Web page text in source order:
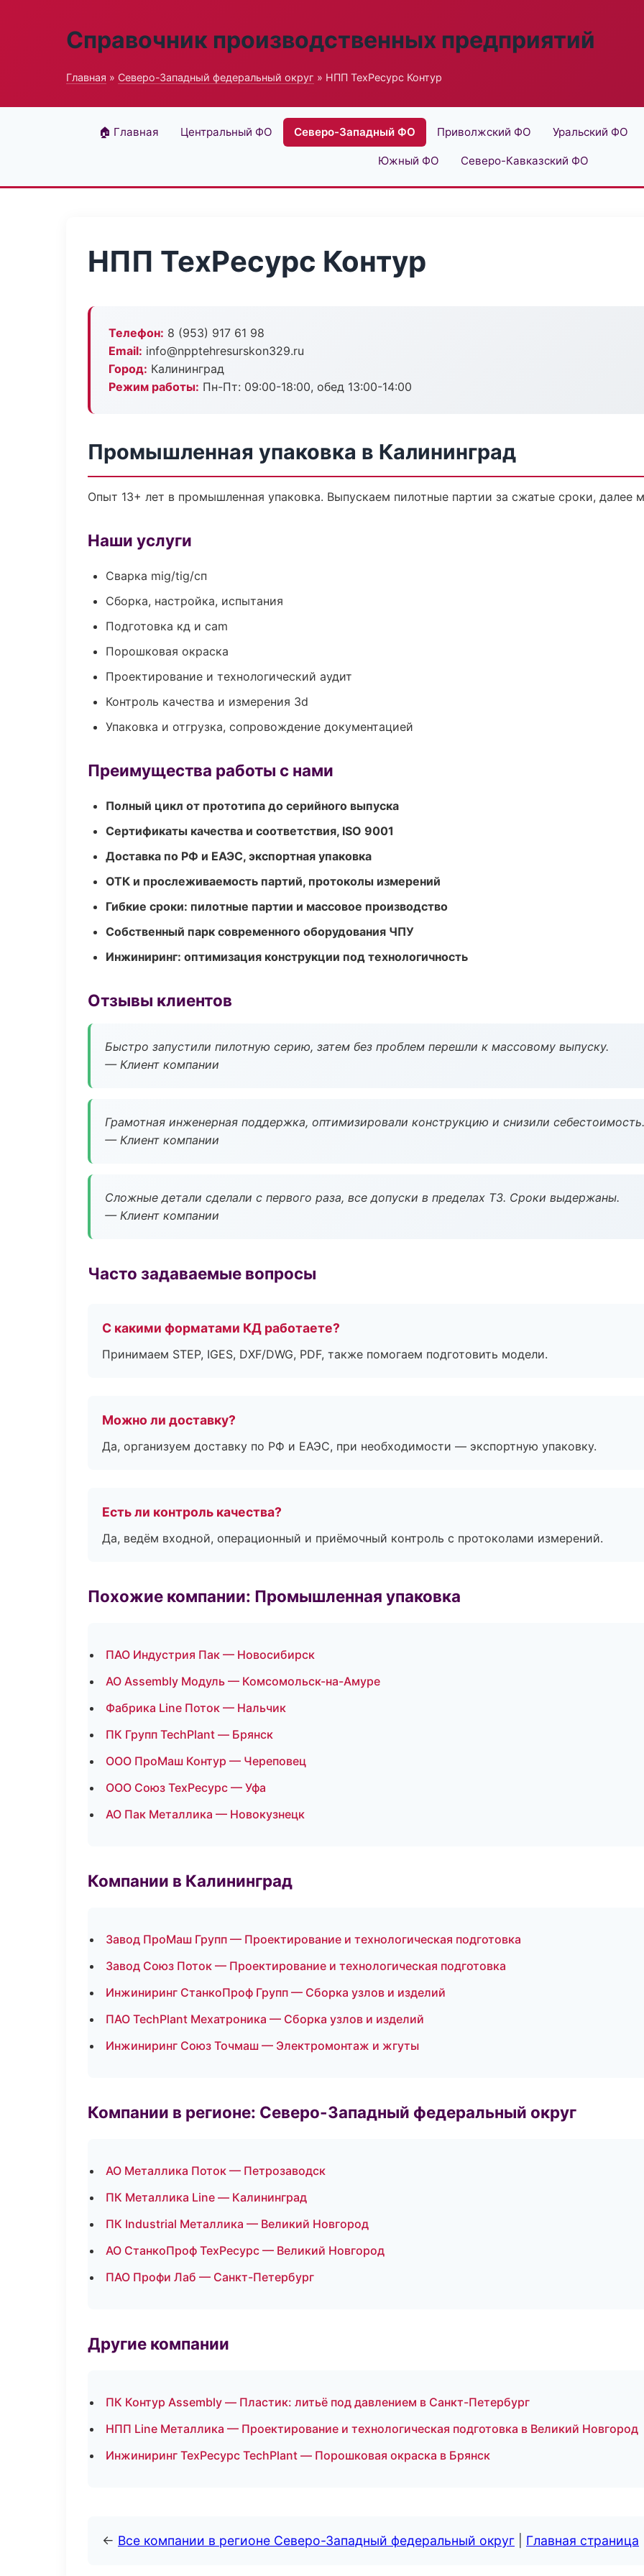
Справочник производственных предприятий
Главная » Северо-Западный федеральный округ » НПП ТехРесурс Контур
🏠 Главная Центральный ФО Северо-Западный ФО Приволжский ФО Уральский ФО
Южный ФО Северо-Кавказский ФО
НПП ТехРесурс Контур
Телефон: 8 (953) 917 61 98
Email: info@npptehresurskon329.ru
Город: Калининград
Режим работы: Пн-Пт: 09:00-18:00, обед 13:00-14:00
Промышленная упаковка в Калининград
Опыт 13+ лет в промышленная упаковка. Выпускаем пилотные партии за сжатые сроки, далее
Наши услуги
Сварка mig/tig/сп
Сборка, настройка, испытания
Подготовка кд и cam
Порошковая окраска
Проектирование и технологический аудит
Контроль качества и измерения 3d
Упаковка и отгрузка, сопровождение документацией
Преимущества работы с нами
Полный цикл от прототипа до серийного выпуска
Сертификаты качества и соответствия, ISO 9001
Доставка по РФ и ЕАЭС, экспортная упаковка
ОТК и прослеживаемость партий, протоколы измерений
Гибкие сроки: пилотные партии и массовое производство
Собственный парк современного оборудования ЧПУ
Инжиниринг: оптимизация конструкции под технологичность
Отзывы клиентов
Быстро запустили пилотную серию, затем без проблем перешли к массовому выпуску.
— Клиент компании
Грамотная инженерная поддержка, оптимизировали конструкцию и снизили себестоимость.
— Клиент компании
Сложные детали сделали с первого раза, все допуски в пределах ТЗ. Сроки выдержаны.
— Клиент компании
Часто задаваемые вопросы
С какими форматами КД работаете?
Принимаем STEP, IGES, DXF/DWG, PDF, также помогаем подготовить модели.
Можно ли доставку?
Да, организуем доставку по РФ и ЕАЭС, при необходимости — экспортную упаковку.
Есть ли контроль качества?
Да, ведём входной, операционный и приёмочный контроль с протоколами измерений.
Похожие компании: Промышленная упаковка
ПАО Индустрия Пак — Новосибирск
АО Assembly Модуль — Комсомольск-на-Амуре
Фабрика Line Поток — Нальчик
ПК Групп TechPlant — Брянск
ООО ПроМаш Контур — Череповец
ООО Союз ТехРесурс — Уфа
АО Пак Металлика — Новокузнецк
Компании в Калининград
Завод ПроМаш Групп — Проектирование и технологическая подготовка
Завод Союз Поток — Проектирование и технологическая подготовка
Инжиниринг СтанкоПроф Групп — Сборка узлов и изделий
ПАО TechPlant Мехатроника — Сборка узлов и изделий
Инжиниринг Союз Точмаш — Электромонтаж и жгуты
Компании в регионе: Северо-Западный федеральный округ
АО Металлика Поток — Петрозаводск
ПК Металлика Line — Калининград
ПК Industrial Металлика — Великий Новгород
АО СтанкоПроф ТехРесурс — Великий Новгород
ПАО Профи Лаб — Санкт-Петербург
Другие компании
ПК Контур Assembly — Пластик: литьё под давлением в Санкт-Петербург
НПП Line Металлика — Проектирование и технологическая подготовка в Великий Новгород
Инжиниринг ТехРесурс TechPlant — Порошковая окраска в Брянск
← Все компании в регионе Северо-Западный федеральный округ Главная страница